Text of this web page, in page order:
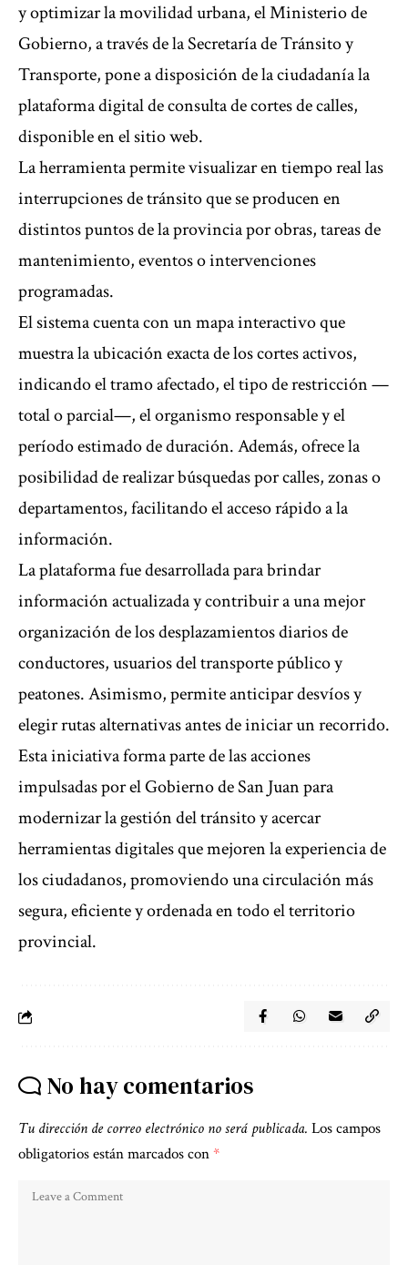
y optimizar la movilidad urbana, el Ministerio de
Gobierno, a través de la Secretaría de Tránsito y
Transporte, pone a disposición de la ciudadanía la
plataforma digital de consulta de cortes de calles,
disponible en elsitio web.
La herramienta permite visualizar en tiempo real las
interrupciones de tránsito que se producen en
distintos puntos de la provincia por obras, tareas de
mantenimiento, eventos o intervenciones
programadas.
El sistema cuenta con un mapa interactivo que
muestra la ubicación exacta de los cortes activos,
indicando el tramo afectado, el tipo de restricción —
total o parcial—, el organismo responsable y el
período estimado de duración. Además, ofrece la
posibilidad de realizar búsquedas por calles, zonas o
departamentos, facilitando el acceso rápido a la
información.
La plataforma fue desarrollada para brindar
información actualizada y contribuir a una mejor
organización de los desplazamientos diarios de
conductores, usuarios del transporte público y
peatones. Asimismo, permite anticipar desvíos y
elegir rutas alternativas antes de iniciar un recorrido.
Esta iniciativa forma parte de las acciones
impulsadas por el Gobierno de San Juan para
modernizar la gestión del tránsito y acercar
herramientas digitales que mejoren la experiencia de
los ciudadanos, promoviendo una circulación más
segura, eficiente y ordenada en todo el territorio
provincial.
No hay comentarios
Tu dirección de correo electrónico no será publicada. Los campos
obligatorios están marcados con*